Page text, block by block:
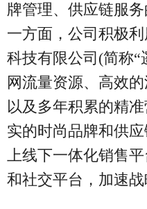
牌管理、供应链服
一方面，公司积极
科技有限公司(简称“
网流量资源、高效
以及多年积累的精
实的时尚品牌和供
上线下一体化销售
和社交平台，加速战